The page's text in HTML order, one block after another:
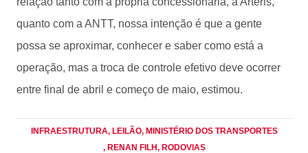
quanto com a ANTT, nossa intenção é que a gente
possa se aproximar, conhecer e saber como está a
operação, mas a troca de controle efetivo deve ocorrer
entre final de abril e começo de maio, estimou.
INFRAESTRUTURA, LEILÃO, MINISTÉRIO DOS TRANSPORTES
, RENAN FILH, RODOVIAS